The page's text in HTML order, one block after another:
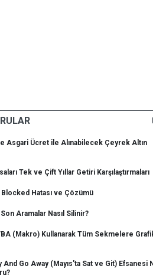
Asgari Ücret ile Alınabilecek Çeyrek Altın
Tek ve Çift Yıllar Getiri Karşılaştırmaları
Hatası ve Çözümü
Aramalar Nasıl Silinir?
(Makro) Kullanarak Tüm Sekmelere
And Go Away (Mayıs'ta Sat ve Git) Efsanesi